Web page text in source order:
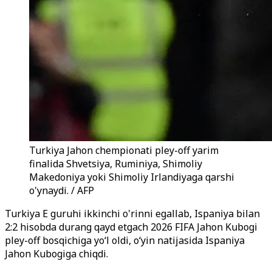
Turkiya Jahon chempionati pley-off yarim
finalida Shvetsiya, Ruminiya, Shimoliy
Makedoniya yoki Shimoliy Irlandiyaga qarshi
o'ynaydi. / AFP
Turkiya E guruhi ikkinchi o'rinni egallab, Ispaniya bilan
2:2 hisobda durang qayd etgach 2026 FIFA Jahon Kubogi
pley-off bosqichiga yoʻl oldi, oʻyin natijasida Ispaniya
Jahon Kubogiga chiqdi.